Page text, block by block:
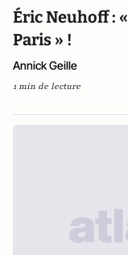
Éric Neuhoff :
Paris » !
Annick Geille
1 min de lecture